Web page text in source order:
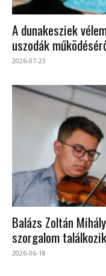
A dunakesziek
uszodák
2026-07-23
Balázs Zoltán
szorgalom találkozik
2026-06-18